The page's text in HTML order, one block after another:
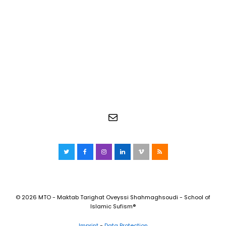
E-mail
Twitter FacebookInstagram
LinkedInVimeoRSS
© 2026 MTO - Maktab Tarighat Oveyssi Shahmaghsoudi - School of
Islamic Sufism®